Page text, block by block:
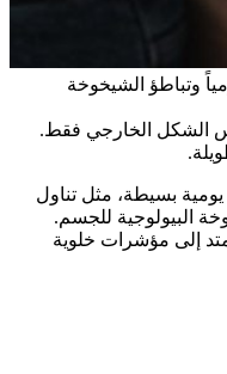
وتباطؤ الشيخوخة
يومية بسيطة، مثل تناول
البيولوجية للجسم.
إلى مؤشرات خلوية